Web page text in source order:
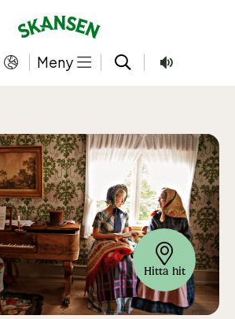
Meny
Hitta hit